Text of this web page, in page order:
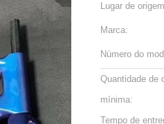
Lugar de
Marca:
Número do
Quantidade de
mínima:
Tempo de